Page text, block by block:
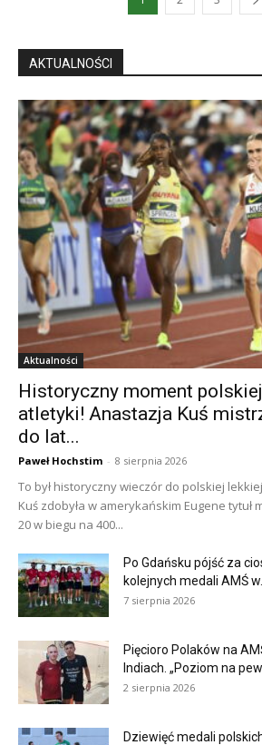
AKTUALNOŚCI
Aktualności
Historyczny moment
atletyki! Anastazja Kuś
do lat...
Paweł Hochstim - 8 sierpnia 2026
To był historyczny wieczór do polskiej
Kuś zdobyła w amerykańskim Eugene tytuł
20 w biegu na 400...
Po Gdańsku pójść za
kolejnych medali AMŚ w...
7 sierpnia 2026
Pięcioro Polaków na
Indiach. „Poziom na
2 sierpnia 2026
Dziewięć medali